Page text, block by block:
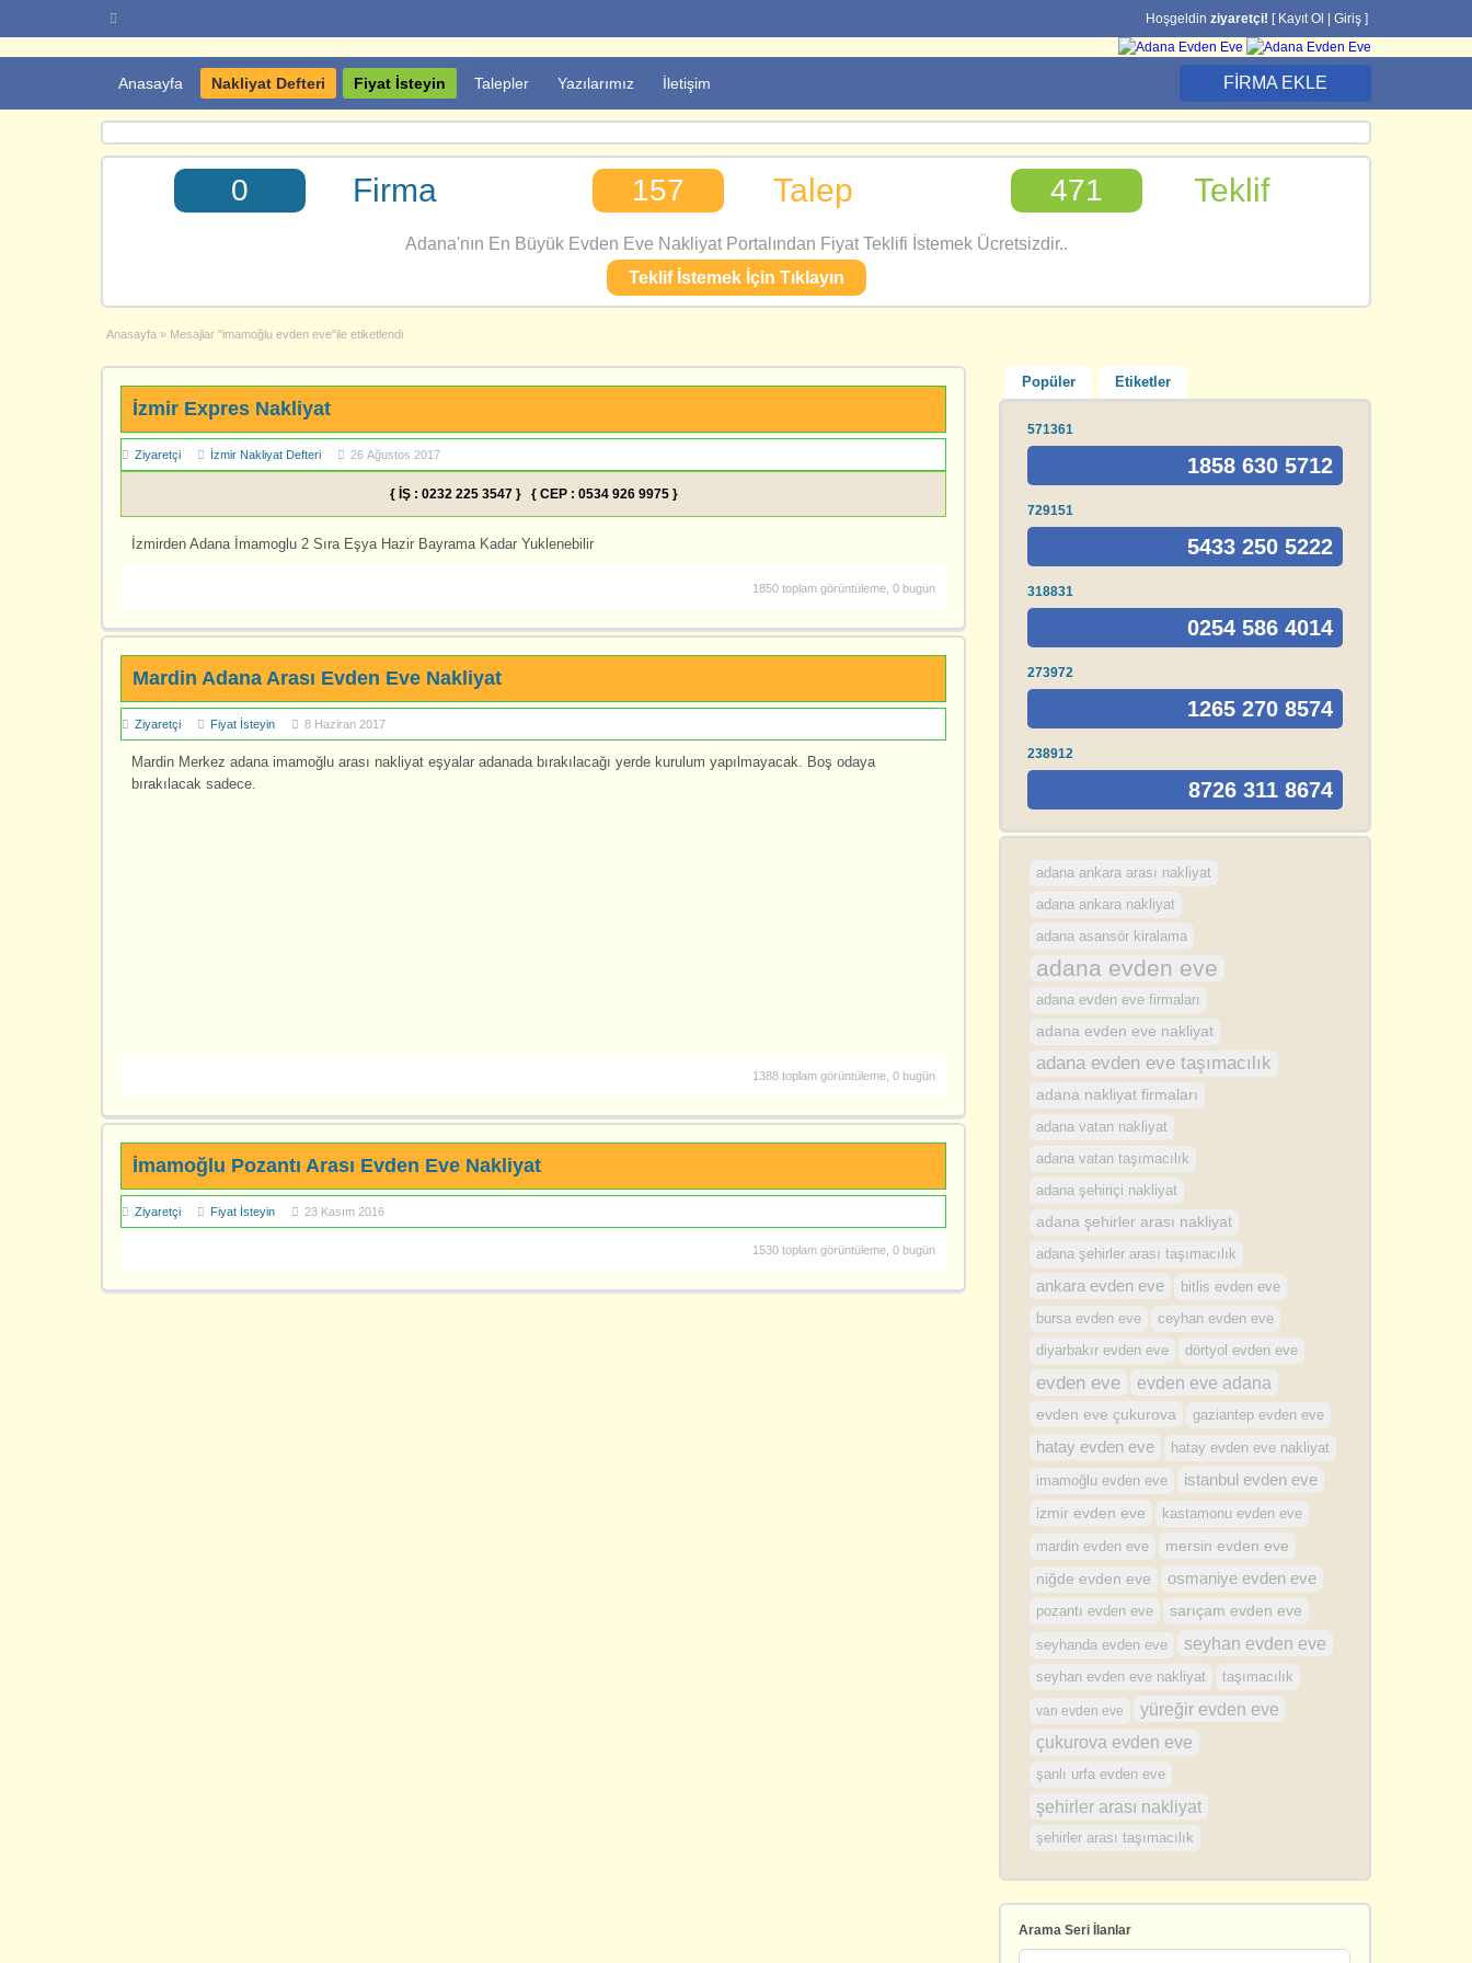
Hoşgeldin ziyaretçi! [ Kayıt Ol Giriş ]
Anasayfa Nakliyat Defteri Fiyat İsteyin Talepler Yazılarımız İletişim FIRMA EKLE
0 Firma 157 Talep 471 Teklif
Adana'nın En Büyük Evden Eve Nakliyat Portalından Fiyat Teklifi İstemek Ücretsizdir..
Teklif İstemek İçin Tıklayın
Anasayfa » Mesajlar "imamoğlu evden eve"ile etiketlendi
İzmir Expres Nakliyat
Ziyaretçi İzmir Nakliyat Defteri 26 Ağustos 2017
{ İŞ : 0232 225 3547 } { CEP : 0534 926 9975 }
İzmirden Adana İmamoglu 2 Sıra Eşya Hazir Bayrama Kadar Yuklenebilir
1850 toplam görüntüleme, 0 bugün
Mardin Adana Arası Evden Eve Nakliyat
Ziyaretçi Fiyat İsteyin 8 Haziran 2017
Mardin Merkez adana imamoğlu arası nakliyat eşyalar adanada bırakılacağı yerde kurulum yapılmayacak. Boş odaya
bırakılacak sadece.
1388 toplam görüntüleme, 0 bugün
İmamoğlu Pozantı Arası Evden Eve Nakliyat
Ziyaretçi Fiyat İsteyin 23 Kasım 2016
1530 toplam görüntüleme, 0 bugün
Popüler Etiketler
571361
1858 630 5712
729151
5433 250 5222
318831
0254 586 4014
273972
1265 270 8574
238912
8726 311 8674
adana ankara arası nakliyat
adana ankara nakliyat
adana asansör kiralama
adana evden eve
adana evden eve firmaları
adana evden eve nakliyat
adana evden eve taşımacılık
adana nakliyat firmaları
adana vatan nakliyat
adana vatan taşımacılık
adana şehiriçi nakliyat
adana şehirler arası nakliyat
adana şehirler arası taşımacılık
ankara evden eve bitlis evden eve
bursa evden eve ceyhan evden eve
diyarbakır evden eve dörtyol evden eve
evden eve evden eve adana
evden eve çukurova gaziantep evden eve
hatay evden eve hatay evden eve nakliyat
imamoğlu evden eve istanbul evden eve
izmir evden eve
kastamonu evden eve
mardin evden eve
mersin evden eve
niğde evden eve osmaniye evden eve
pozantı evden eve sarıçam evden eve
seyhanda evden eve seyhan evden eve
seyhan evden eve nakliyat taşımacılık
van evden eve yüreğir evden eve
çukurova evden eve
şanlı urfa evden eve
şehirler arası nakliyat
şehirler arası taşımacılık
Arama Seri İlanlar